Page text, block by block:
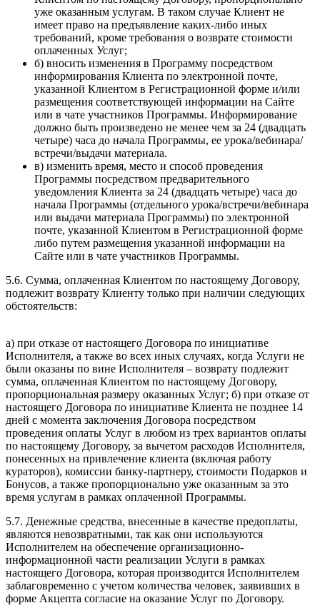
уже оказанным услугам. В таком случае Клиент не
имеет право на предъявление каких-либо иных
требований, кроме требования о возврате стоимости
оплаченных Услуг;
б) вносить изменения в Программу посредством
информирования Клиента по электронной почте,
указанной Клиентом в Регистрационной форме и/или
размещения соответствующей информации на Сайте
или в чате участников Программы. Информирование
должно быть произведено не менее чем за 24 (двадцать
четыре) часа до начала Программы, ее урока/вебинара/
встречи/выдачи материала.
в) изменить время, место и способ проведения
Программы посредством предварительного
уведомления Клиента за 24 (двадцать четыре) часа до
начала Программы (отдельного урока/встречи/вебинара
или выдачи материала Программы) по электронной
почте, указанной Клиентом в Регистрационной форме
либо путем размещения указанной информации на
Сайте или в чате участников Программы.
5.6. Сумма, оплаченная Клиентом по настоящему Договору,
подлежит возврату Клиенту только при наличии следующих
обстоятельств:
а) при отказе от настоящего Договора по инициативе
Исполнителя, а также во всех иных случаях, когда Услуги не
были оказаны по вине Исполнителя – возврату подлежит
сумма, оплаченная Клиентом по настоящему Договору,
пропорциональная размеру оказанных Услуг; б) при отказе от
настоящего Договора по инициативе Клиента не позднее 14
дней с момента заключения Договора посредством
проведения оплаты Услуг в любом из трех вариантов оплаты
по настоящему Договору, за вычетом расходов Исполнителя,
понесенных на привлечение клиента (включая работу
кураторов), комиссии банку-партнеру, стоимости Подарков и
Бонусов, а также пропорционально уже оказанным за это
время услугам в рамках оплаченной Программы.
5.7. Денежные средства, внесенные в качестве предоплаты,
являются невозвратными, так как они используются
Исполнителем на обеспечение организационно-
информационной части реализации Услуги в рамках
настоящего Договора, которая производится Исполнителем
заблаговременно с учетом количества человек, заявивших в
форме Акцепта согласие на оказание Услуг по Договору.